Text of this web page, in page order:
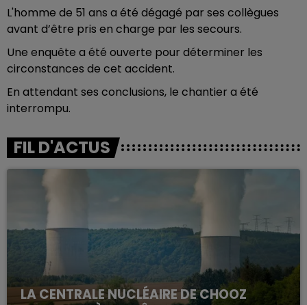
L'homme de 51 ans a été dégagé par ses collègues
avant d’être pris en charge par les secours.
Une enquête a été ouverte pour déterminer les
circonstances de cet accident.
En attendant ses conclusions, le chantier a été
interrompu.
FIL D'ACTUS
LA CENTRALE NUCLÉAIRE DE CHOOZ